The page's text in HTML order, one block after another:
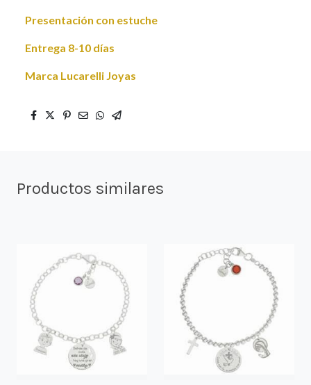
Presentación con estuche
Entrega 8-10 días
Marca Lucarelli Joyas
Productos similares